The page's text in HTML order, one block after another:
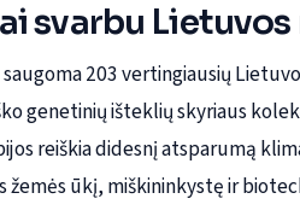
svarbu
203 vertingiausių
genetinių išteklių skyriaus
reiškia didesnį atsparumą
žemės ūkį, miškininkystę ir